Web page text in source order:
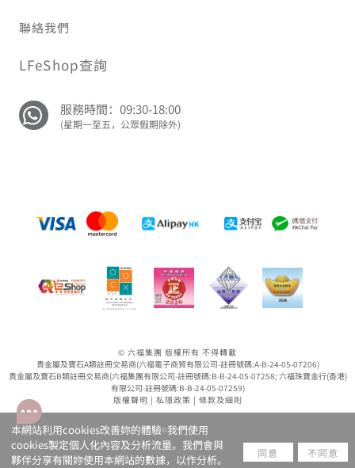
聯絡我們
LFeShop查詢
服務時間：09:30-18:00
(星期一至五，公眾假期除外)
© 六福集團 版權所有 不得轉載
貴金屬及寶石A類註冊交易商(六福電子商貿有限公司-註冊號碼:A-B-24-05-07206)
貴金屬及寶石B類註冊交易商(六福集團有限公司-註冊號碼:B-B-24-05-07258; 六福珠寶金行(香港)
有限公司-註冊號碼:B-B-24-05-07259)
版權聲明 | 私隱政策 | 條款及細則
本網站利用cookies改善妳的體驗￮我們使用
cookies製定個人化內容及分析流量。我們會與
夥伴分享有關妳使用本網站的數據，以作分析。
同意 不同意